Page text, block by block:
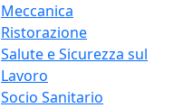
Meccanica
Ristorazione
Salute e Sicurezza sul
Lavoro
Socio Sanitario